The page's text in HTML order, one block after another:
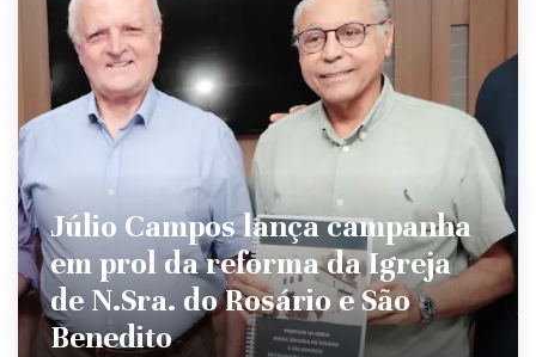
Júlio Campos lança campanha
em prol da reforma da Igreja
de N.Sra. do Rosário e São
Benedito